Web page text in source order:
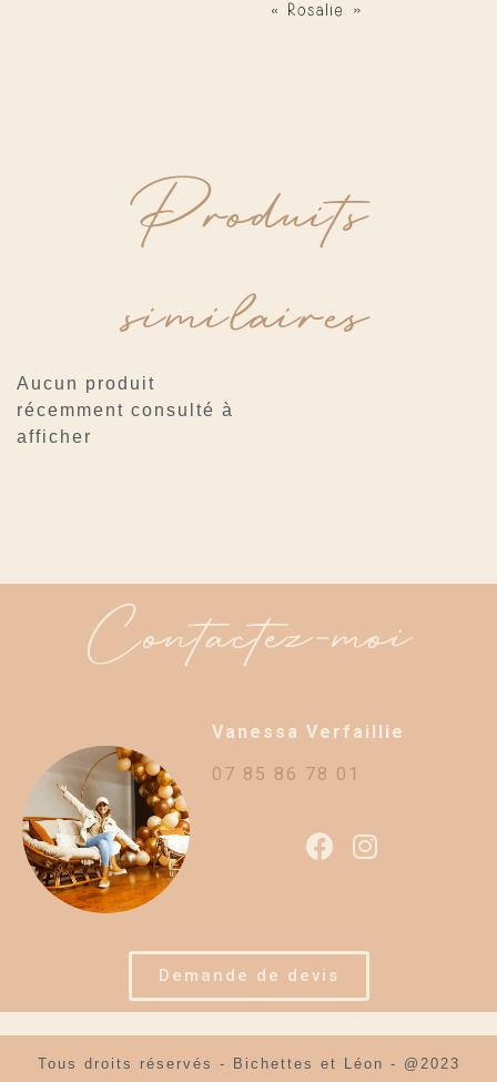
« Rosalie »
Produits
similaires
Aucun produit
récemment consulté à
afficher
Contactez-moi
Vanessa Verfaillie
07 85 86 78 01
Demande de devis
Tous droits réservés - Bichettes et Léon - @2023